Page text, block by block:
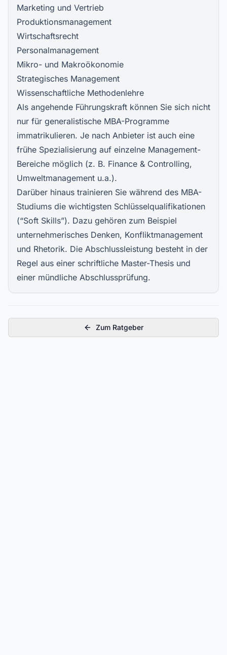
Marketing und Vertrieb
Produktionsmanagement
Wirtschaftsrecht
Personalmanagement
Mikro- und Makroökonomie
Strategisches Management
Wissenschaftliche Methodenlehre
Als angehende Führungskraft können Sie sich nicht
nur für generalistische MBA-Programme
immatrikulieren. Je nach Anbieter ist auch eine
frühe Spezialisierung auf einzelne Management-
Bereiche möglich (z. B. Finance & Controlling,
Umweltmanagement u.a.).
Darüber hinaus trainieren Sie während des MBA-
Studiums die wichtigsten Schlüsselqualifikationen
(“Soft Skills”). Dazu gehören zum Beispiel
unternehmerisches Denken, Konfliktmanagement
und Rhetorik. Die Abschlussleistung besteht in der
Regel aus einer schriftliche Master-Thesis und
einer mündliche Abschlussprüfung.
Zum Ratgeber